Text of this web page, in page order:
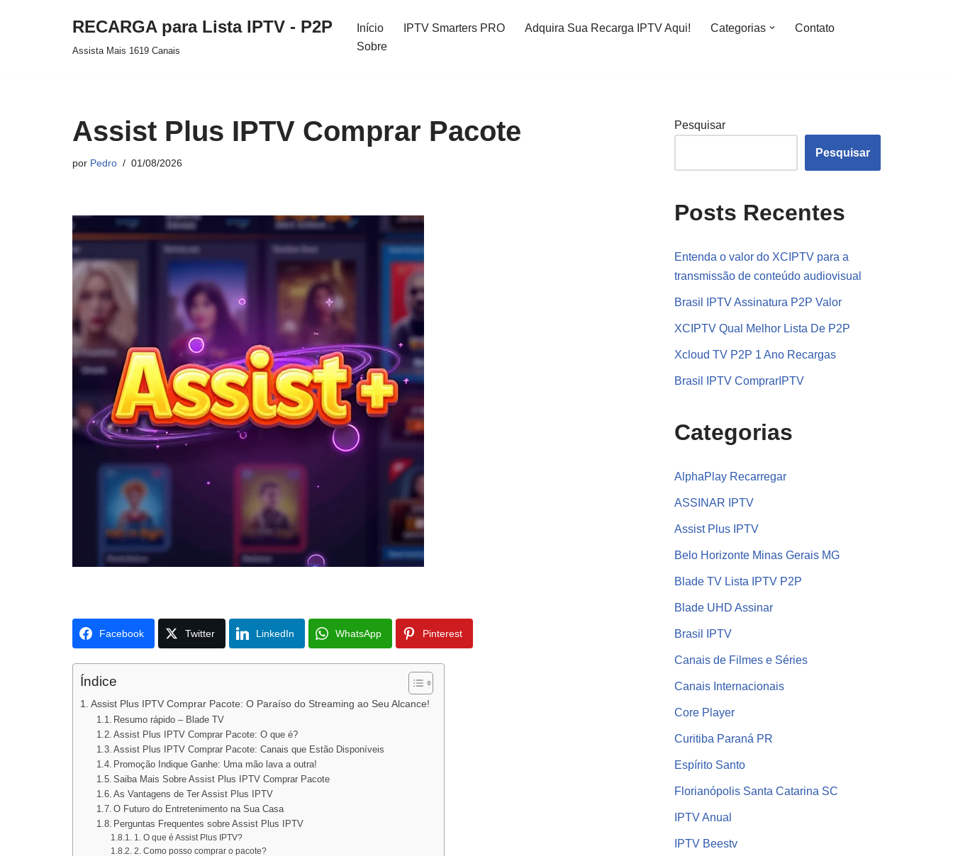
RECARGA para Lista IPTV - P2P
Assista Mais 1619 Canais
Início IPTV Smarters PRO Adquira Sua Recarga IPTV Aqui! Categorias
Contato
Sobre
Assist Plus IPTV Comprar Pacote
por Pedro 01/08/2026
Facebook Twitter LinkedIn WhatsApp Pinterest
Índice
Assist Plus IPTV Comprar Pacote: O Paraíso do Streaming ao Seu Alcance!
Resumo rápido – Blade TV
Assist Plus IPTV Comprar Pacote: O que é?
Assist Plus IPTV Comprar Pacote: Canais que Estão Disponíveis
Promoção Indique Ganhe: Uma mão lava a outra!
Saiba Mais Sobre Assist Plus IPTV Comprar Pacote
As Vantagens de Ter Assist Plus IPTV
O Futuro do Entretenimento na Sua Casa
Perguntas Frequentes sobre Assist Plus IPTV
1. O que é Assist Plus IPTV?
2. Como posso comprar o pacote?
Pesquisar
Pesquisar
Posts Recentes
Entenda o valor do XCIPTV para a
transmissão de conteúdo audiovisual
Brasil IPTV Assinatura P2P Valor
XCIPTV Qual Melhor Lista De P2P
Xcloud TV P2P 1 Ano Recargas
Brasil IPTV ComprarIPTV
Categorias
AlphaPlay Recarregar
ASSINAR IPTV
Assist Plus IPTV
Belo Horizonte Minas Gerais MG
Blade TV Lista IPTV P2P
Blade UHD Assinar
Brasil IPTV
Canais de Filmes e Séries
Canais Internacionais
Core Player
Curitiba Paraná PR
Espírito Santo
Florianópolis Santa Catarina SC
IPTV Anual
IPTV Beestv